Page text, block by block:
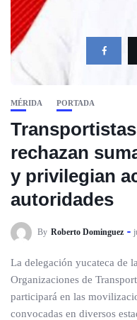
MÉRIDA PORTADA
rechazan
y privilegian
autoridades
By Roberto Dominguez
La delegación yucateca de
Organizaciones de
participará en las
convocadas en diversos